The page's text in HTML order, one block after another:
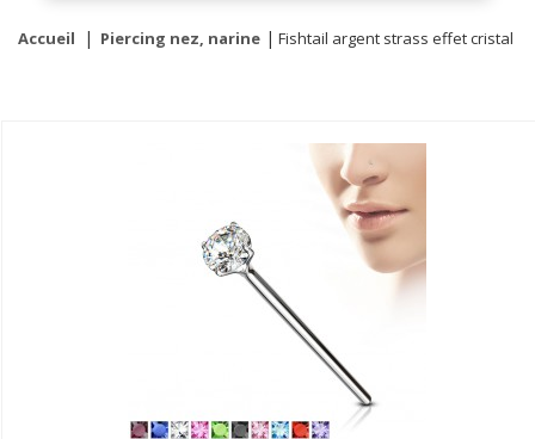
Accueil Piercing nez, narine Fishtail argent strass effet cristal